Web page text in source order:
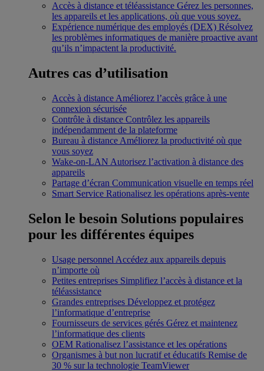
Accès à distance et téléassistance Gérez les personnes,
les appareils et les applications, où que vous soyez.
Expérience numérique des employés (DEX) Résolvez
les problèmes informatiques de manière proactive avant
qu’ils n’impactent la productivité.
Autres cas d’utilisation
Accès à distance Améliorez l’accès grâce à une
connexion sécurisée
Contrôle à distance Contrôlez les appareils
indépendamment de la plateforme
Bureau à distance Améliorez la productivité où que
vous soyez
Wake-on-LAN Autorisez l’activation à distance des
appareils
Partage d’écran Communication visuelle en temps réel
Smart Service Rationalisez les opérations après-vente
Selon le besoin Solutions populaires
pour les différentes équipes
Usage personnel Accédez aux appareils depuis
n’importe où
Petites entreprises Simplifiez l’accès à distance et la
téléassistance
Grandes entreprises Développez et protégez
l’informatique d’entreprise
Fournisseurs de services gérés Gérez et maintenez
l’informatique des clients
OEM Rationalisez l’assistance et les opérations
Organismes à but non lucratif et éducatifs Remise de
30 % sur la technologie TeamViewer